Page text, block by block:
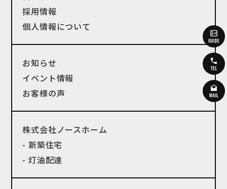
採用情報
個人情報について
お知らせ
イベント情報
お客様の声
株式会社ノースホーム
- 新築住宅
- 灯油配達